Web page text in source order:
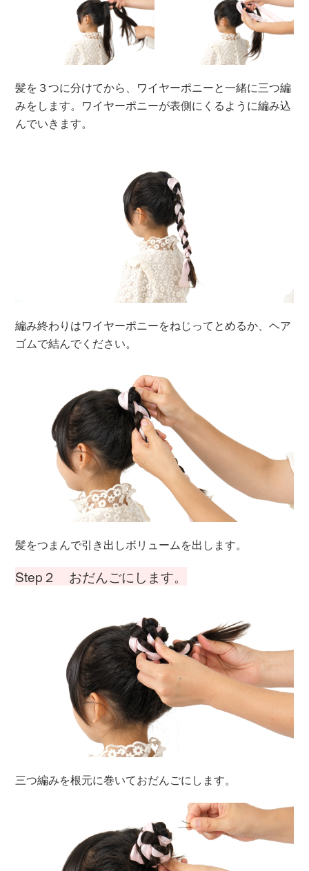
髪を３つに分けてから、ワイヤーポニーと一緒に三つ編
みをします。ワイヤーポニーが表側にくるように編み込
んでいきます。
編み終わりはワイヤーポニーをねじってとめるか、ヘア
ゴムで結んでください。
髪をつまんで引き出しボリュームを出します。
Step２ おだんごにします。
三つ編みを根元に巻いておだんごにします。